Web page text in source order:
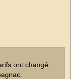
ont changé .